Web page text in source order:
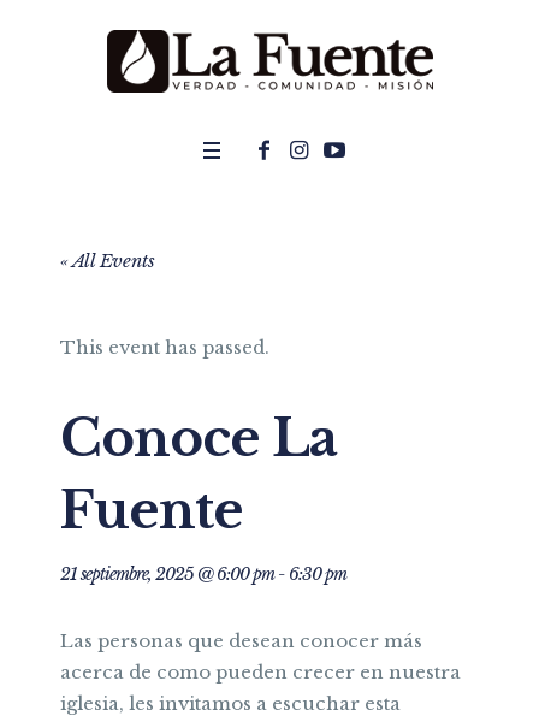
« All Events
This event has passed.
Conoce La
Fuente
21 septiembre, 2025 @ 6:00 pm- 6:30 pm
Las personas que desean conocer más
acerca de como pueden crecer en nuestra
iglesia, les invitamos a escuchar esta